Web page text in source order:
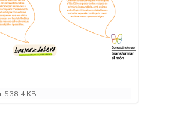
538.4 KB